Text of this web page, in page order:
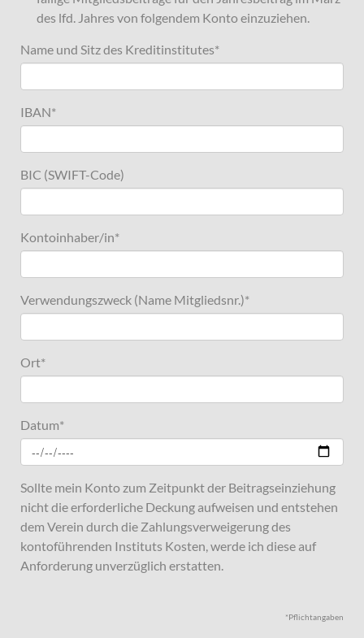
des lfd. Jahres von folgendem Konto einzuziehen.
Name und Sitz des Kreditinstitutes*
IBAN*
BIC (SWIFT-Code)
Kontoinhaber/in*
Verwendungszweck (Name Mitgliedsnr.)*
Ort*
Datum*
Sollte mein Konto zum Zeitpunkt der Beitragseinziehung
nicht die erforderliche Deckung aufweisen und entstehen
dem Verein durch die Zahlungsverweigerung des
kontoführenden Instituts Kosten, werde ich diese auf
Anforderung unverzüglich erstatten.
*Pflichtangaben